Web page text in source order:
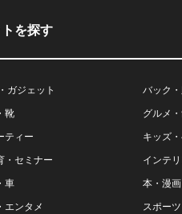
を探す
ガジェット バック
靴 グルメ
ティー キッズ
・セミナー インテ
車 本・漫
エンタメ スポー